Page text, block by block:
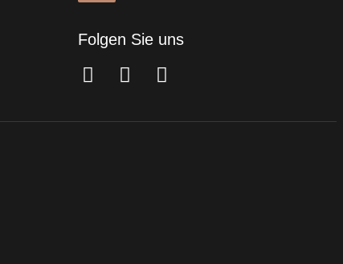
Folgen Sie uns